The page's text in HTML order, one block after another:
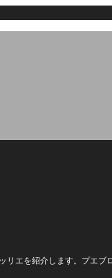
リエを紹介します。プエ